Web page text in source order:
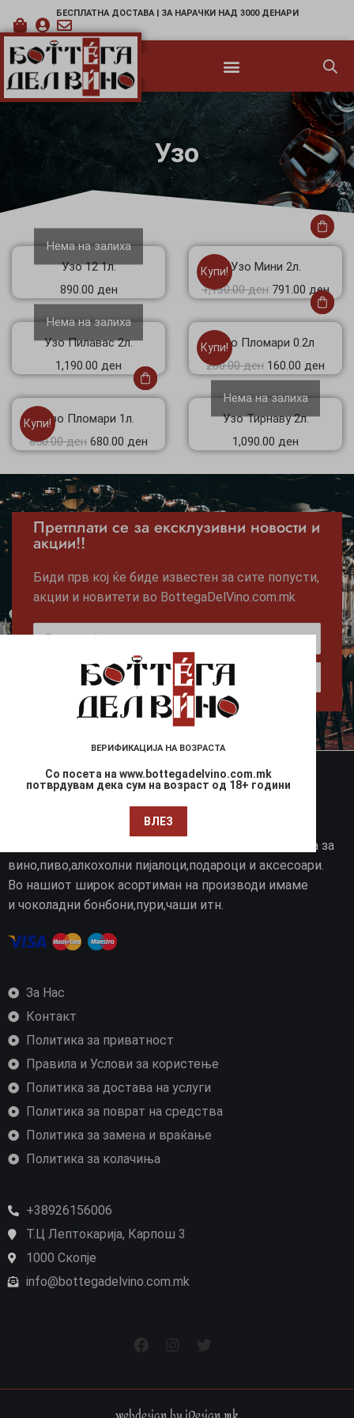
БЕСПЛАТНА ДОСТАВА | ЗА НАРАЧКИ НАД 3000 ДЕНАРИ
Узо
Нема на залиха
Узо 12 1л.
890.00 ден
Купи! Узо Мини 2л.
1,130.00ден 791.00 ден
Нема на залиха
Узо Пилавас 2л.
1,190.00 ден
Купи!Узо Пломари 0.2л
200.00ден 160.00 ден
Купи!Узо Пломари 1л.
850.00ден 680.00 ден
Нема на залиха
Узо Тирнаву 2л.
1,090.00 ден
Претплати се за ексклузивни новости и
акции!!
Биди прв кој ќе биде известен за сите попусти,
акции и новитети во BottegaDelVino.com.mk
Следен чекор
Боттега Дел Вино
“BOTTEGA DEL VINO” е специјализирана продавница за
вино,пиво,алкохолни пијалоци,подароци и аксесоари.
Во нашиот широк асортиман на производи имаме
и чоколадни бонбони,пури,чаши итн.
За Нас
Контакт
Политика за приватност
Правила и Услови за користење
Политика за достава на услуги
Политика за поврат на средства
Политика за замена и враќање
Политика за колачиња
+38926156006
Т.Ц Лептокарија, Карпош 3
1000 Скопје
info@bottegadelvino.com.mk
ВЕРИФИКАЦИЈА НА ВОЗРАСТА
Со посета на www.bottegadelvino.com.mk
потврдувам дека сум на возраст од 18+ години
ВЛЕЗ